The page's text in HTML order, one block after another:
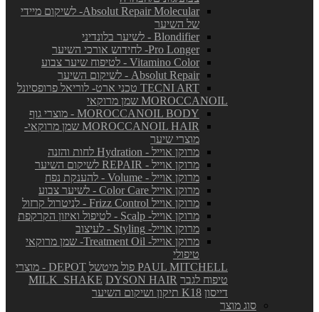
Absolut Repair Molecular- לשיקום מיידי
של השיער
Blondifier - לשיער בלונדיני
Pro Longer- לחידוש אורכי השיער
Vitamino Color - לטיפוח שיער צבוע
Absolut Repair - לשיקום השיער
TECNI ART טכני ארט- לוריאל פרופסיונל
MOROCCANOIL שמן מרוקאי
MOROCCANOIL BODY - מוצרי גוף
MOROCCANOIL HAIR שמן מרוקאי-
מוצרי שיער
מרוקן אוייל - Hydration לחות והזנה
מרוקן אוייל - REPAIR לשיקום השיער
מרוקן אוייל - Volume - להענקת נפח
מרוקן אוייל Color Care - לשיער צבוע
מרוקן אוייל Frizz Control - לניטרול קרזול
מרוקן אוייל- Scalp - לטיפול ואיזון הקרקפת
מרוקן אוייל- Styling - לעיצוב
מרוקן אוייל- Treatment Oil- שמן מרוקאי
טיפולי
PAUL MITCHELL פול מיטשל
DEPOT - מוצרי
טיפוח לגבר
MILK_SHAKE DYSON HAIR
דייסון K18 תיקון ושיקום השיער
סוג מוצר